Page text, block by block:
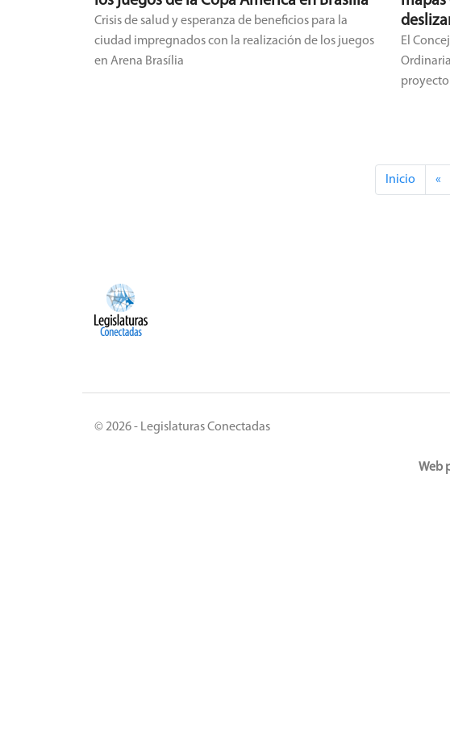
Crisis de salud y esperanza de beneficios para la
ciudad impregnados con la realización de los juegos
en Arena Brasília
El
Inicio «
© 2026 - Legislaturas Conectadas
Web